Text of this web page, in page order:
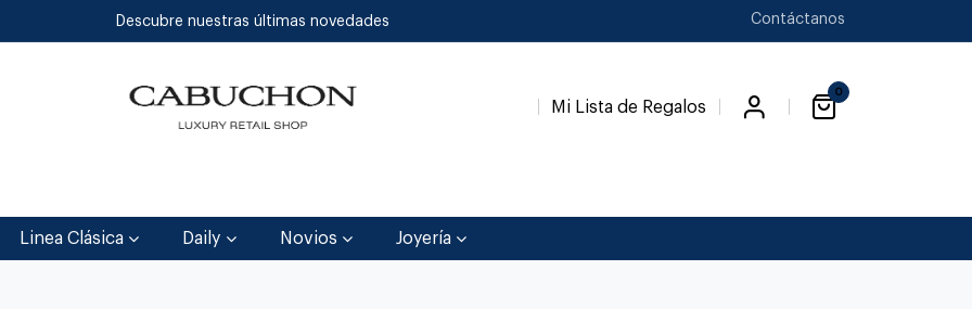
Descubre nuestras últimas novedades Contáctanos
Mi Lista de Regalos
0
Linea Clásica Daily Novios Joyería